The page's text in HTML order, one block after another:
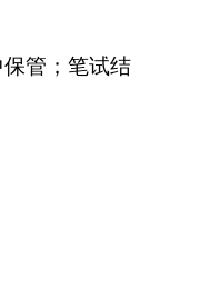
管；笔试结